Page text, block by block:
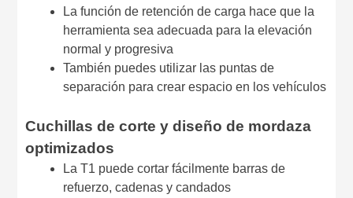
La función de retención de carga hace que la
herramienta sea adecuada para la elevación
normal y progresiva
También puedes utilizar las puntas de
separación para crear espacio en los vehículos
Cuchillas de corte y diseño de mordaza
optimizados
La T1 puede cortar fácilmente barras de
refuerzo, cadenas y candados